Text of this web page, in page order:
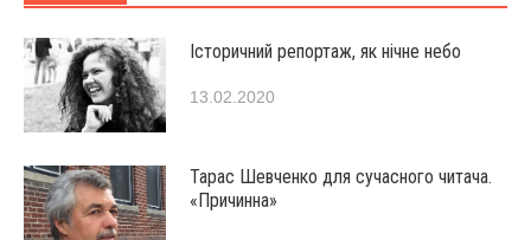
Історичний репортаж, як нічне небо
13.02.2020
Тарас Шевченко для сучасного читача.
«Причинна»